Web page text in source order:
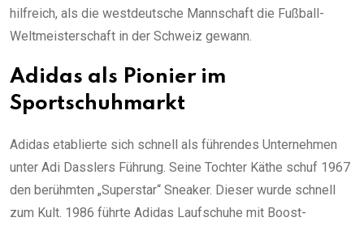
hilfreich, als die westdeutsche Mannschaft die Fußball-
Weltmeisterschaft in der Schweiz gewann.
Adidas als Pionier im
Sportschuhmarkt
Adidas etablierte sich schnell als führendes Unternehmen
unter Adi Dasslers Führung. Seine Tochter Käthe schuf 1967
den berühmten „Superstar“ Sneaker. Dieser wurde schnell
zum Kult. 1986 führte Adidas Laufschuhe mit Boost-